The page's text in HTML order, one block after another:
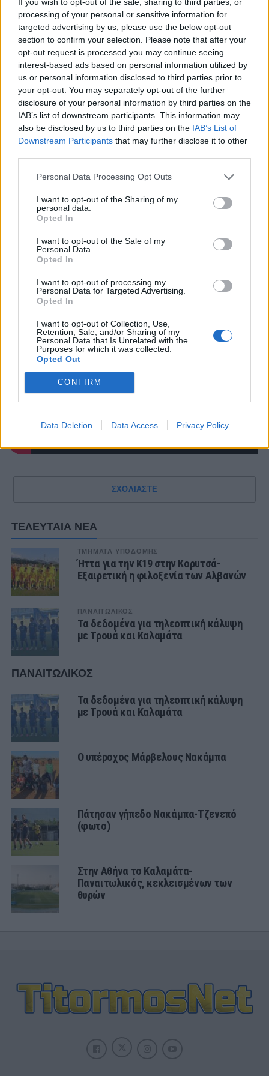
processing of your personal or sensitive information for
targeted advertising by us, please use the below opt-out
section to confirm your selection. Please note that after your
opt-out request is processed you may continue seeing
interest-based ads based on personal information utilized by
us or personal information disclosed to third parties prior to
your opt-out. You may separately opt-out of the further
disclosure of your personal information by third parties on the
IAB’s list of downstream participants. This information may
also be disclosed by us to third parties on the IAB’s List of
Downstream Participants that may further disclose it to other
Personal Data Processing Opt Outs
I want to opt-out of the Sharing of my
personal data.
Opted In
I want to opt-out of the Sale of my
Personal Data.
Opted In
I want to opt-out of processing my
Personal Data for Targeted Advertising.
Opted In
I want to opt-out of Collection, Use,
Retention, Sale, and/or Sharing of my
Personal Data that Is Unrelated with the
Purposes for which it was collected.
Opted Out
CONFIRM
Data Deletion Data Access Privacy Policy
ΣΧΟΛΙΑΣΤΕ
ΤΕΛΕΥΤΑΙΑ ΝΕΑ
ΤΜΗΜΑΤΑ ΥΠΟΔΟΜΗΣ
Ήττα για την Κ19 στην Κορυτσά-
Εξαιρετική η φιλοξενία των Αλβανών
ΠΑΝΑΙΤΩΛΙΚΟΣ
Τα δεδομένα για τηλεοπτική κάλυψη
με Τρουά και Καλαμάτα
ΠΑΝΑΙΤΩΛΙΚΟΣ
Τα δεδομένα για τηλεοπτική κάλυψη
με Τρουά και Καλαμάτα
Ο υπέροχος Μάρβελους Νακάμπα
Πάτησαν γήπεδο Νακάμπα-Τζενεπό
(φωτο)
Στην Αθήνα το Καλαμάτα-
Παναιτωλικός, κεκλεισμένων των
θυρών